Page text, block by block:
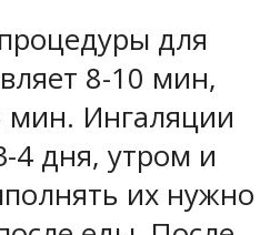
для
8-10 мин,
мин. Ингаляции
4 дня, утром и
их нужно